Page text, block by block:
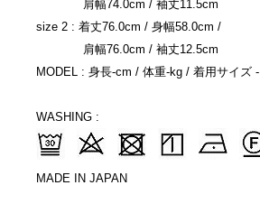
肩幅74.0cm / 袖丈11.5cm
size 2 : 着丈76.0cm / 身幅58.0cm /
肩幅76.0cm / 袖丈12.5cm
MODEL : 身長-cm / 体重-kg / 着用サイズ -
WASHING :
MADE IN JAPAN